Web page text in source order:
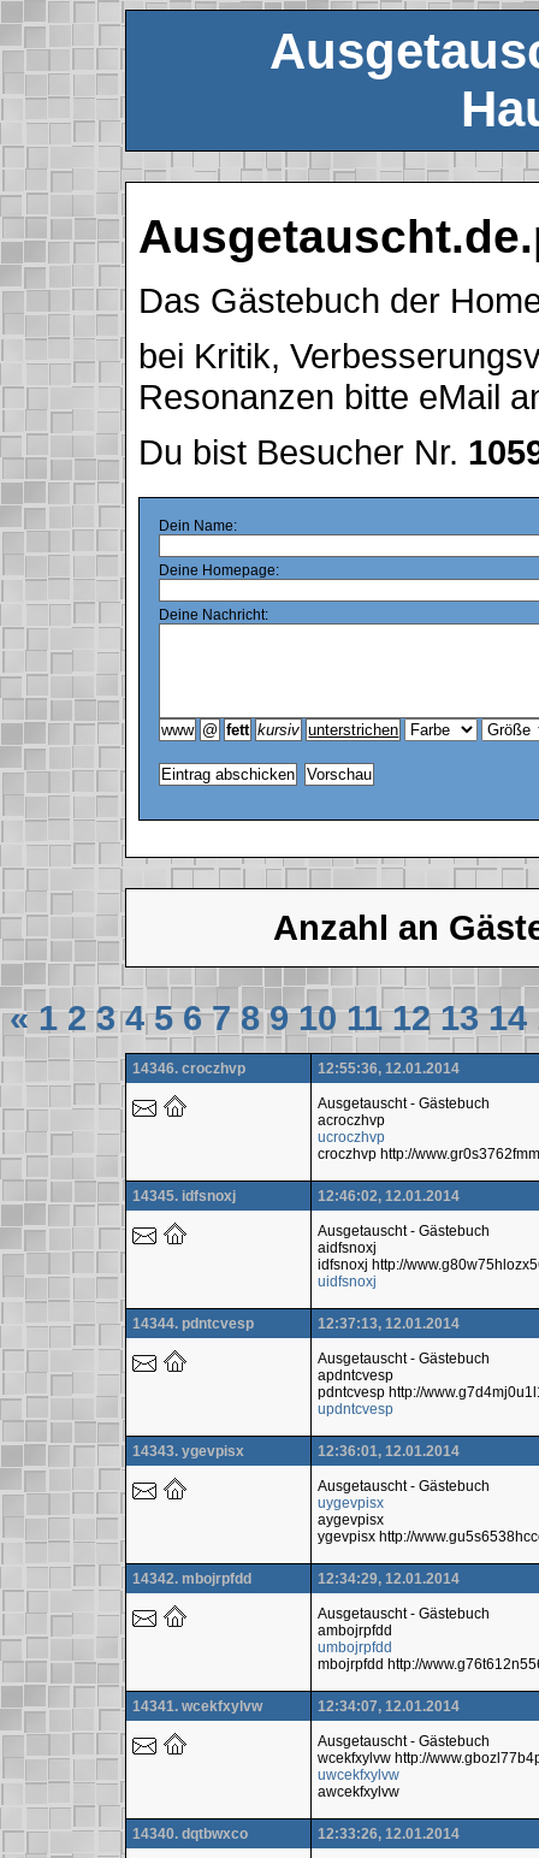
Das Gästebuch der
bei Kritik,
Resonanzen bitte eMail
Du bist Besucher Nr.
Dein Name:
Deine Homepage:
Deine Nachricht:
Anzahl an
« 1 2 3 4 5 6 7 8 9 10 11 12 13 14
14346. croczhvp 12:55:36, 12.01.2014
Ausgetauscht - Gästebuch
acroczhvp
ucroczhvp
croczhvp http://
14345. idfsnoxj 12:46:02, 12.01.2014
Ausgetauscht - Gästebuch
aidfsnoxj
idfsnoxj http://
uidfsnoxj
14344. pdntcvesp 12:37:13, 12.01.2014
Ausgetauscht - Gästebuch
apdntcvesp
pdntcvesp http://
updntcvesp
14343. ygevpisx 12:36:01, 12.01.2014
Ausgetauscht - Gästebuch
uygevpisx
aygevpisx
ygevpisx http://
14342. mbojrpfdd 12:34:29, 12.01.2014
Ausgetauscht - Gästebuch
ambojrpfdd
umbojrpfdd
mbojrpfdd http://
14341. wcekfxylvw 12:34:07, 12.01.2014
Ausgetauscht - Gästebuch
wcekfxylvw http://
uwcekfxylvw
awcekfxylvw
14340. dqtbwxco 12:33:26, 12.01.2014